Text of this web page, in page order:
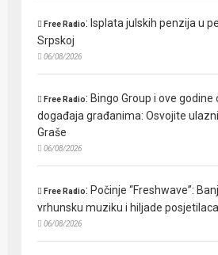
Free Radio: Isplata julskih penzija u
Srpskoj
06/08/2026
Free Radio: Bingo Group i ove godine
događaja građanima: Osvojite
Graše
06/08/2026
Free Radio: Počinje “Freshwave”:
vrhunsku muziku i hiljade posjetilaca
06/08/2026